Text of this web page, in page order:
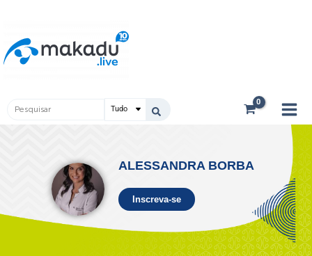
conteúdo
Pesquisar
ALESSANDRA BORBA
Inscreva-se